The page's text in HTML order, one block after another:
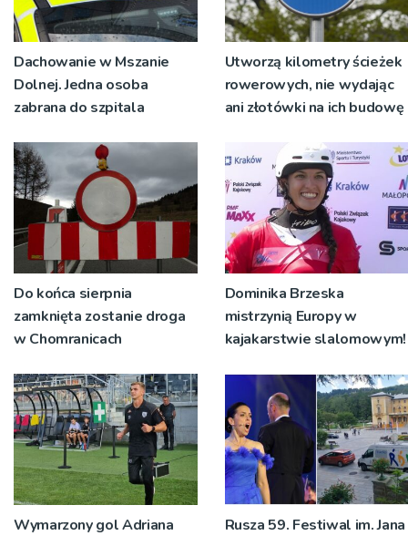
Dachowanie w Mszanie
Dolnej. Jedna osoba
zabrana do szpitala
Utworzą kilometry ścieżek
rowerowych, nie wydając
ani złotówki na ich budowę
Do końca sierpnia
zamknięta zostanie droga
w Chomranicach
Dominika Brzeska
mistrzynią Europy w
kajakarstwie slalomowym!
Wymarzony gol Adriana
Rusza 59. Festiwal im. Jana